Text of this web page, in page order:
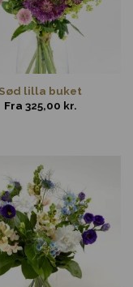
Sød lilla buket
Fra 325,00 kr.